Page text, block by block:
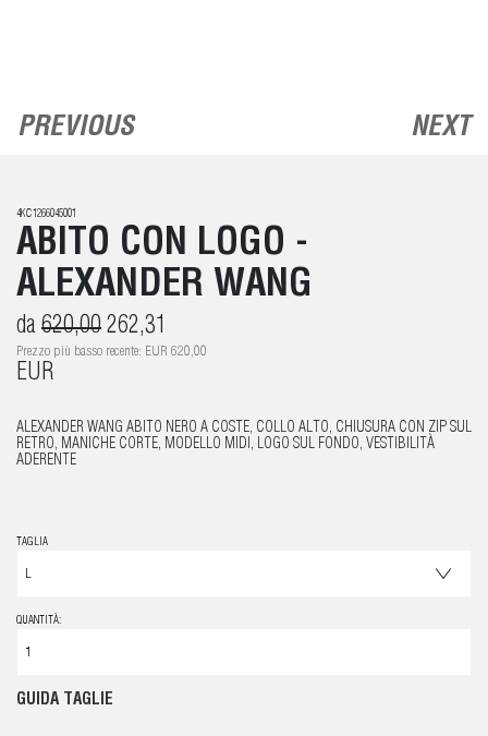
PREVIOUS NEXT
4KC1266045001
ABITO CON LOGO -
ALEXANDER WANG
da 620,00 262,31
Prezzo più basso recente: EUR 620,00
EUR
ALEXANDER WANG ABITO NERO A COSTE, COLLO ALTO, CHIUSURA CON ZIP SUL
RETRO, MANICHE CORTE, MODELLO MIDI, LOGO SUL FONDO, VESTIBILITÀ
ADERENTE
TAGLIA
QUANTITÀ:
GUIDA TAGLIE